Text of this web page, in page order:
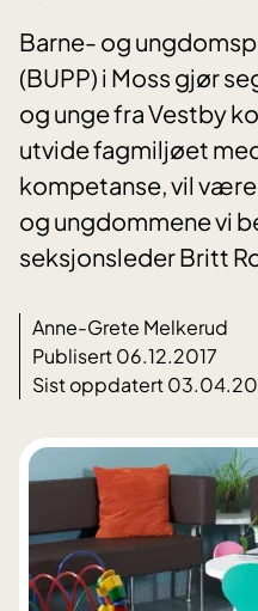
Barne- og
(BUPP) i Moss gjør
og unge fra Vestby
utvide fagmiljøet
kompetanse, vil
og ungdommene vi
seksjonsleder Britt
Anne-Grete Melkerud
Publisert 06.12.2017
Sist oppdatert